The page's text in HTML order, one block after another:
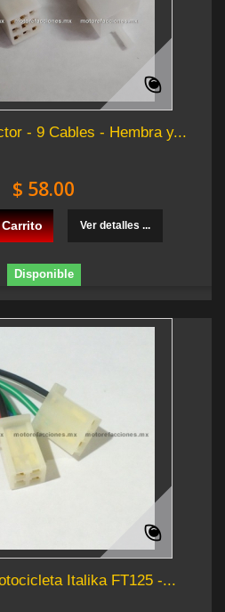
- 9 Cables - Hembra y...
$ 58.00
Ver detalles ...
Disponible
Italika FT125 -...